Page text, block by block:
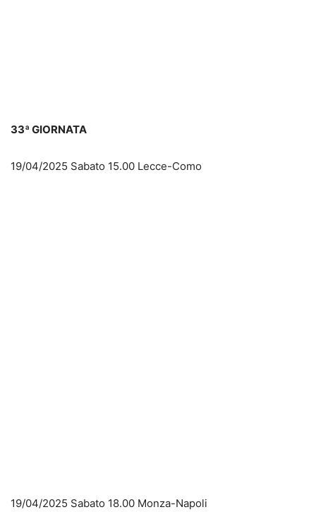
33ª GIORNATA
19/04/2025 Sabato 15.00 Lecce-Como
19/04/2025 Sabato 18.00 Monza-Napoli